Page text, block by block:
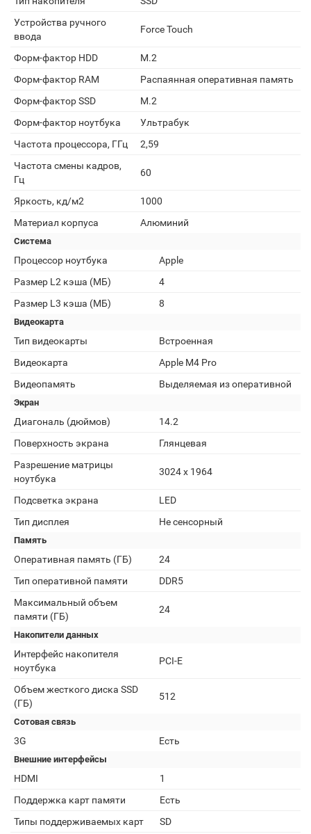
Устройства ручного
ввода
Force Touch
Форм-фактор HDD
M.2
Форм-фактор RAM
Распаянная оперативная память
Форм-фактор SSD
M.2
Форм-фактор ноутбука
Ультрабук
Частота процессора, ГГц
2,59
Частота смены кадров,
Гц
60
Яркость, кд/м2
1000
Материал корпуса
Алюминий
Система
Процессор ноутбука
Apple
Размер L2 кэша (МБ)
4
Размер L3 кэша (МБ)
8
Видеокарта
Тип видеокарты
Встроенная
Видеокарта
Apple M4 Pro
Видеопамять
Выделяемая из оперативной
Экран
Диагональ (дюймов)
14.2
Поверхность экрана
Глянцевая
Разрешение матрицы
ноутбука
3024 x 1964
Подсветка экрана
LED
Тип дисплея
Не сенсорный
Память
Оперативная память (ГБ)
24
Тип оперативной памяти
DDR5
Максимальный объем
памяти (ГБ)
24
Накопители данных
Интерфейс накопителя
ноутбука
PCI-E
Объем жесткого диска SSD
(ГБ)
512
Сотовая связь
3G Есть
Внешние интерфейсы
HDMI
1
Поддержка карт памяти
Есть
Типы поддерживаемых карт
SD